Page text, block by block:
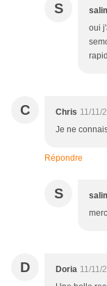
S
oui
C Chris 11/11/
Je ne
Répondre
S
D Doria 11/11/